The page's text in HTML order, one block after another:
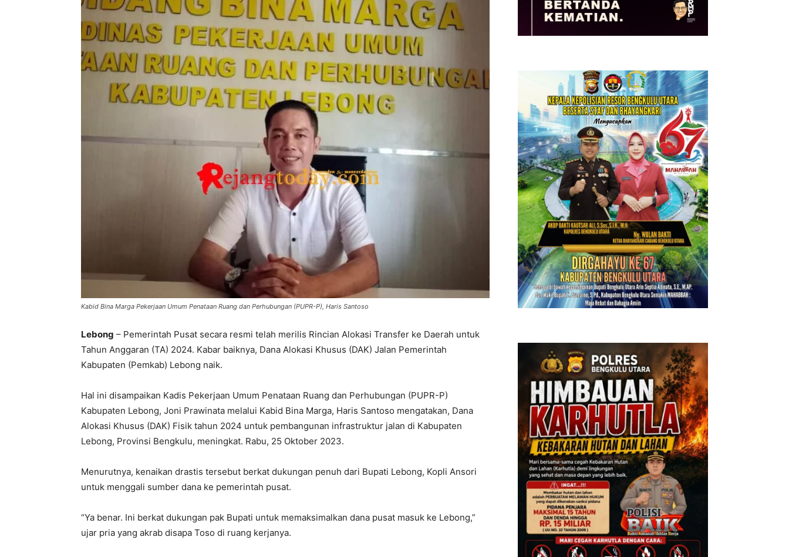
Kabid Bina Marga Pekerjaan Umum Penataan Ruang dan Perhubungan (PUPR-P), Haris Santoso
Lebong – Pemerintah Pusat secara resmi telah merilis Rincian Alokasi Transfer ke Daerah untuk
Tahun Anggaran (TA) 2024. Kabar baiknya, Dana Alokasi Khusus (DAK) Jalan Pemerintah
Kabupaten (Pemkab) Lebong naik.
Hal ini disampaikan Kadis Pekerjaan Umum Penataan Ruang dan Perhubungan (PUPR-P)
Kabupaten Lebong, Joni Prawinata melalui Kabid Bina Marga, Haris Santoso mengatakan, Dana
Alokasi Khusus (DAK) Fisik tahun 2024 untuk pembangunan infrastruktur jalan di Kabupaten
Lebong, Provinsi Bengkulu, meningkat. Rabu, 25 Oktober 2023.
Menurutnya, kenaikan drastis tersebut berkat dukungan penuh dari Bupati Lebong, Kopli Ansori
untuk menggali sumber dana ke pemerintah pusat.
“Ya benar. Ini berkat dukungan pak Bupati untuk memaksimalkan dana pusat masuk ke Lebong,”
ujar pria yang akrab disapa Toso di ruang kerjanya.